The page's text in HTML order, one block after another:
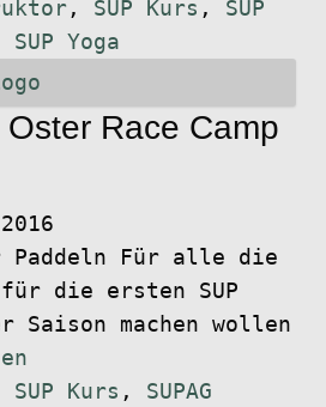
, SUP Kurs , SUP
SUP Yoga
Oster Race Camp
Paddeln Für alle die
die ersten SUP
Saison machen wollen
SUP Kurs , SUPAG